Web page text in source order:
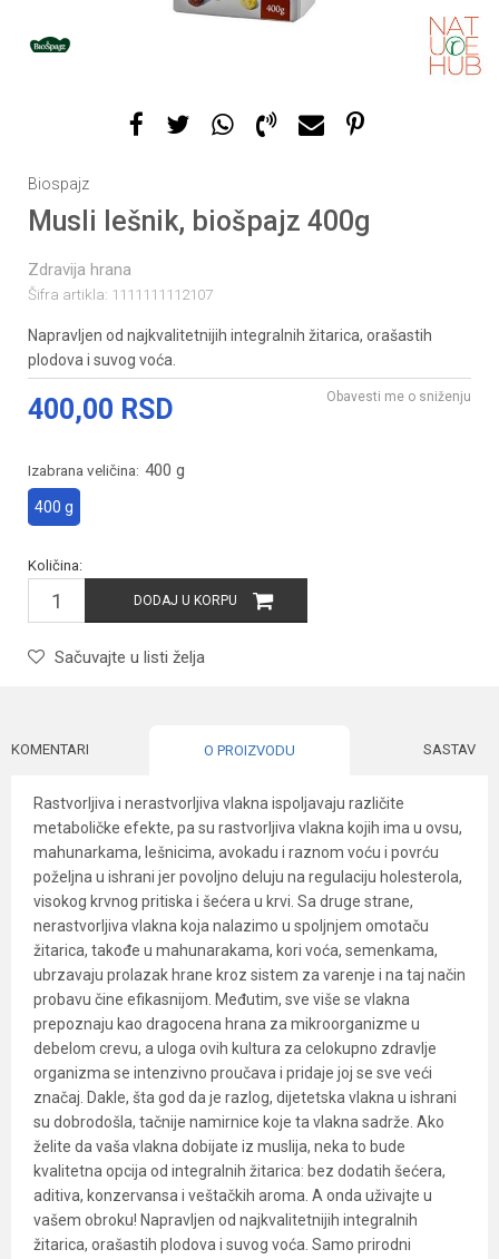
Biospajz
Musli lešnik, biošpajz 400g
Zdravija hrana
Šifra artikla: 1111111112107
Napravljen od najkvalitetnijih integralnih žitarica, orašastih
plodova i suvog voća.
400,00 RSD Obavesti me o sniženju
Izabrana veličina: 400 g
400 g
Količina:
DODAJ U KORPU
Sačuvajte u listi želja
KOMENTARI O PROIZVODU SASTAV
Rastvorljiva i nerastvorljiva vlakna ispoljavaju različite
metaboličke efekte, pa su rastvorljiva vlakna kojih ima u ovsu,
mahunarkama, lešnicima, avokadu i raznom voću i povrću
poželjna u ishrani jer povoljno deluju na regulaciju holesterola,
visokog krvnog pritiska i šećera u krvi. Sa druge strane,
nerastvorljiva vlakna koja nalazimo u spoljnjem omotaču
žitarica, takođe u mahunarakama, kori voća, semenkama,
ubrzavaju prolazak hrane kroz sistem za varenje i na taj način
probavu čine efikasnijom. Međutim, sve više se vlakna
prepoznaju kao dragocena hrana za mikroorganizme u
debelom crevu, a uloga ovih kultura za celokupno zdravlje
organizma se intenzivno proučava i pridaje joj se sve veći
značaj. Dakle, šta god da je razlog, dijetetska vlakna u ishrani
su dobrodošla, tačnije namirnice koje ta vlakna sadrže. Ako
želite da vaša vlakna dobijate iz muslija, neka to bude
kvalitetna opcija od integralnih žitarica: bez dodatih šećera,
aditiva, konzervansa i veštačkih aroma. A onda uživajte u
vašem obroku! Napravljen od najkvalitetnijih integralnih
žitarica, orašastih plodova i suvog voća. Samo prirodni